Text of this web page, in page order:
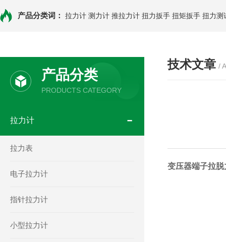
产品分类词： 拉力计 测力计 推拉力计 扭力扳手 扭矩扳手 扭力测
产品分类
PRODUCTS CATEGORY
拉力计
拉力表
电子拉力计
指针拉力计
小型拉力计
技术文章 /
变压器端子拉